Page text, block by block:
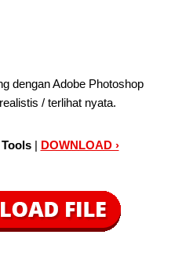
dengan Adobe Photoshop
/ terlihat nyata.
| DOWNLOAD ›